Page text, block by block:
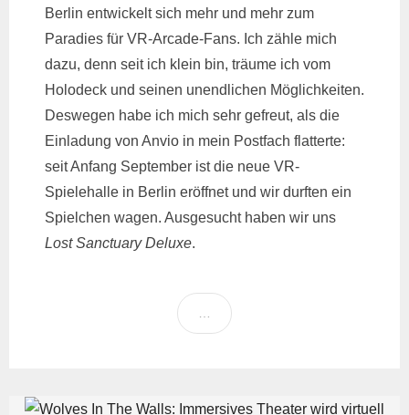
Berlin entwickelt sich mehr und mehr zum
Paradies für VR-Arcade-Fans. Ich zähle mich
dazu, denn seit ich klein bin, träume ich vom
Holodeck und seinen unendlichen Möglichkeiten.
Deswegen habe ich mich sehr gefreut, als die
Einladung von Anvio in mein Postfach flatterte:
seit Anfang September ist die neue VR-
Spielehalle in Berlin eröffnet und wir durften ein
Spielchen wagen. Ausgesucht haben wir uns
Lost Sanctuary Deluxe.